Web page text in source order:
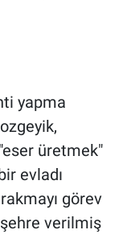
yapma
üretmek"
evladı
görev
verilmiş